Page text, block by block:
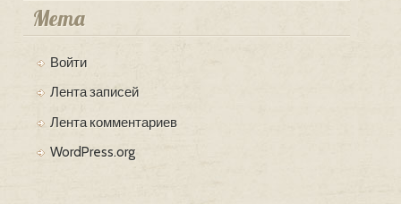
Мета
Войти
Лента записей
Лента комментариев
WordPress.org